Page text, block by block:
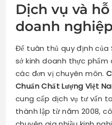
Dịch vụ và
doanh
Để tuân thủ quy định của
sở kinh doanh thực
các đơn vị chuyên môn.
Chuẩn Chất Lượng Việt
cung cấp dịch vụ tư vấn
thành lập từ năm 2008,